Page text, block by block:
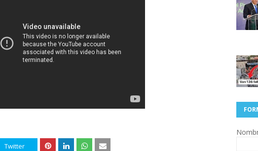
Twitter